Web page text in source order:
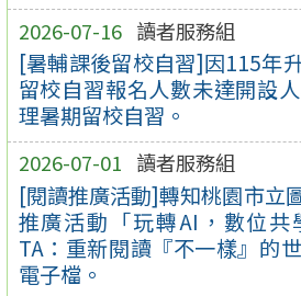
2026-07-16 讀者服務組
[暑輔課後留校自習]因115年
留校自習報名人數未達開設
理暑期留校自習。
2026-07-01 讀者服務組
[閱讀推廣活動]轉知桃園市立
推廣活動「玩轉AI，數位共
TA：重新閱讀『不一樣』的
電子檔。